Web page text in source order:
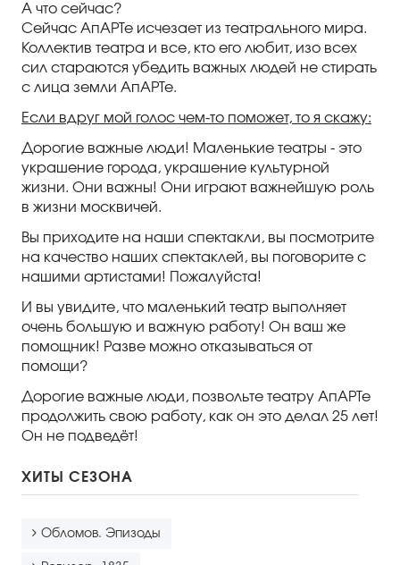
А что сейчас?
Сейчас АпАРТе исчезает из театрального мира.
Коллектив театра и все, кто его любит, изо всех
сил стараются убедить важных людей не стирать
с лица земли АпАРТе.
Если вдруг мой голос чем-то поможет, то я скажу:
Дорогие важные люди! Маленькие театры - это
украшение города, украшение культурной
жизни. Они важны! Они играют важнейшую роль
в жизни москвичей.
Вы приходите на наши спектакли, вы посмотрите
на качество наших спектаклей, вы поговорите с
нашими артистами! Пожалуйста!
И вы увидите, что маленький театр выполняет
очень большую и важную работу! Он ваш же
помощник! Разве можно отказываться от
помощи?
Дорогие важные люди, позвольте театру АпАРТе
продолжить свою работу, как он это делал 25 лет!
Он не подведёт!
ХИТЫ СЕЗОНА
Обломов. Эпизоды